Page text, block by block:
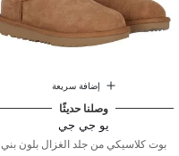
إضافة سريعة
وصلنا حديثًا
يو جي جي
بوت كلاسيكي من جلد الغزال بلون بني